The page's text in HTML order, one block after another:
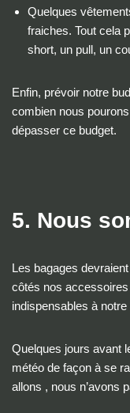
Quelques
fraiches. Tout cela
short, un pull, un
Enfin, prévoir notre
combien nous
dépasser ce budget.
5. Nous
Les bagages
côtés nos
indispensables à
Quelques jours avant
météo de façon à se
allons , nous n’avons